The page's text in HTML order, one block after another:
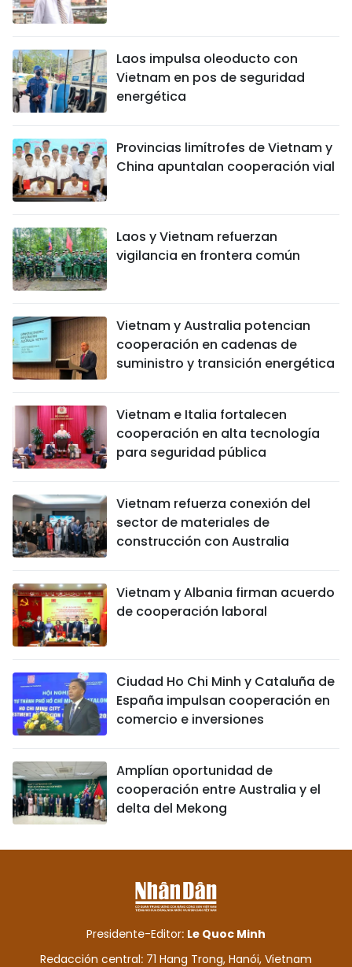
Laos impulsa oleoducto con
Vietnam en pos de seguridad
energética
Provincias limítrofes de Vietnam y
China apuntalan cooperación vial
Laos y Vietnam refuerzan
vigilancia en frontera común
Vietnam y Australia potencian
cooperación en cadenas de
suministro y transición energética
Vietnam e Italia fortalecen
cooperación en alta tecnología
para seguridad pública
Vietnam refuerza conexión del
sector de materiales de
construcción con Australia
Vietnam y Albania firman acuerdo
de cooperación laboral
Ciudad Ho Chi Minh y Cataluña de
España impulsan cooperación en
comercio e inversiones
Amplían oportunidad de
cooperación entre Australia y el
delta del Mekong
Presidente-Editor: Le Quoc Minh
Redacción central: 71 Hang Trong, Hanói, Vietnam